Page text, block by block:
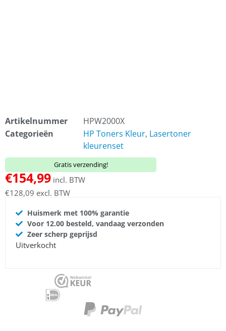
Artikelnummer
HPW2000X
Categorieën
HP Toners Kleur, Lasertoner
kleurenset
Gratis verzending!
€154,99 incl. BTW
€128,09 excl. BTW
Huismerk met 100% garantie
Voor 12.00 besteld, vandaag verzonden
Zeer scherp geprijsd
Uitverkocht